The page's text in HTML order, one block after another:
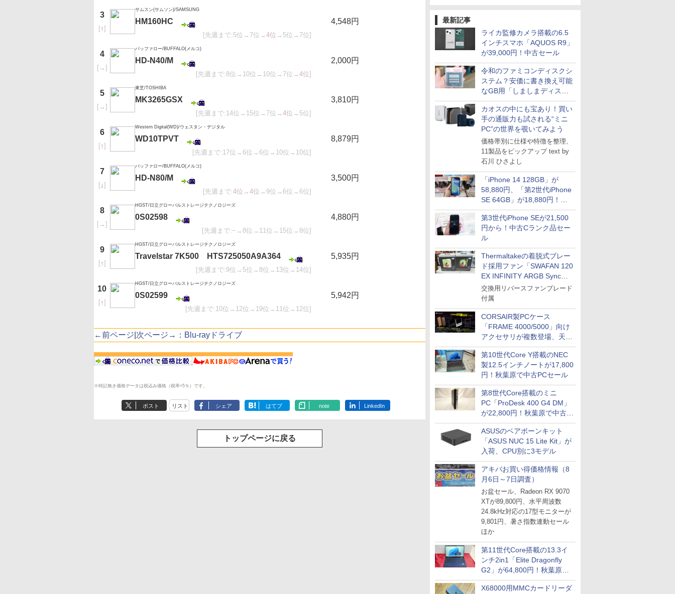
最新記事
ライカ監修カメラ搭載の6.5
インチスマホ「AQUOS R9」
が39,000円！中古セール
令和のファミコンディスクシ
ステム？安価に書き換え可能
なGB用「しましまディスク
システム」
カオスの中にも宝あり！買い
手の通販力も試される“ミニ
PC”の世界を覗いてみよう
価格帯別に仕様や特徴を整理、
11製品をピックアップ text by
石川 ひさよし
「iPhone 14 128GB」が
58,880円、「第2世代iPhone
SE 64GB」が18,880円！中
古Bランク品セール
第3世代iPhone SEが21,500
円から！中古Cランク品セー
ル
Thermaltakeの着脱式ブレー
ド採用ファン「SWAFAN 120
EX INFINITY ARGB Sync」
に単品パッケージ
交換用リバースファンブレード
付属
CORSAIR製PCケース
「FRAME 4000/5000」向け
アクセサリが複数登場、天然
木製パネルや背面コネクタ対
応トレイなど
第10世代Core Y搭載のNEC
製12.5インチノートが17,800
円！秋葉原で中古PCセール
第8世代Core搭載のミニ
PC「ProDesk 400 G4 DM」
が22,800円！秋葉原で中古
PCセール
ASUSのベアボーンキット
「ASUS NUC 15 Lite Kit」が
入荷、CPU別に3モデル
アキバお買い得価格情報（8
月6日～7日調査）
お盆セール、Radeon RX 9070
XTが89,800円、水平周波数
24.8kHz対応の17型モニターが
9,801円、暑さ指数連動セール
ほか
第11世代Core搭載の13.3イ
ンチ2in1「Elite Dragonfly
G2」が64,800円！秋葉原で
中古PCセール
X68000用MMCカードリーダ
3
[↑]
サムスン(サムソン)/SAMSUNG
HM160HC
[先週まで:5位→7位→ 4位 →5位→7位]
4,548円
4
[→ ]
バッファロー/BUFFALO(メルコ)
HD-N40/M
[先週まで:8位→10位→10位→7位→ 4位]
2,000円
5
[→ ]
東芝/TOSHIBA
MK3265GSX
[先週まで:14位→15位→7位→ 4位 →5位]
3,810円
6
[↑]
Western Digital(WD)/ウェスタン・デジタル
WD10TPVT
[先週まで:17位→6位→6位→10位→10位]
8,879円
7
[↓]
バッファロー/BUFFALO(メルコ)
HD-N80/M
[先週まで:4位 → 4位 →9位→6位→6位]
3,500円
8
[→ ]
HGST/日立グローバルストレージテクノロジーズ
0S02598
[先週まで:−→8位→11位→15位→8位]
4,880円
9
[↑]
HGST/日立グローバルストレージテクノロジーズ
Travelstar 7K500 HTS725050A9A364
[先週まで:9位→5位→8位→13位→14位]
5,935円
10
[↑]
HGST/日立グローバルストレージテクノロジーズ
0S02599
[先週まで:10位→12位→19位→11位→12位]
5,942円
←前ページ 次ページ→：Blu-rayドライブ
※特記無き価格データは税込み価格（税率=5％）です。
ポスト リスト シェア はてブ note LinkedIn
トップページに戻る